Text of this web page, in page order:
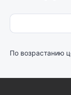
По возрастанию